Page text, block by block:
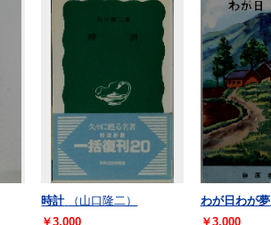
時計
（山口隆二）
￥3,000
わが日わが夢
￥3,000